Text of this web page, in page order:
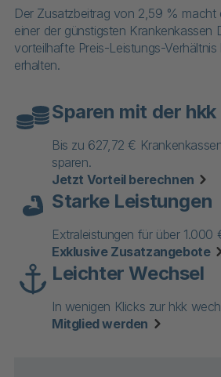
Der Zusatzbeitrag von 2,59 % macht
einer der günstigsten Krankenkassen
vorteilhafte Preis-Leistungs-
erhalten.
Sparen mit der hkk
Bis zu 627,72 €
sparen.
Jetzt Vorteil berechnen
Starke Leistungen
Extraleistungen für über 1.000
Exklusive Zusatzangebote
Leichter Wechsel
In wenigen Klicks zur hkk
Mitglied werden